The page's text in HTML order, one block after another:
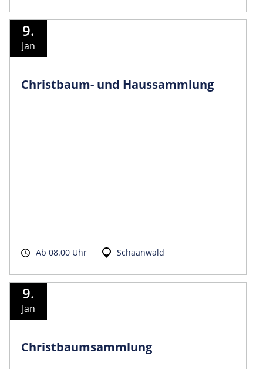
9.
Jan
Christbaum- und Haussammlung
Ab 08.00 Uhr Schaanwald
9.
Jan
Christbaumsammlung